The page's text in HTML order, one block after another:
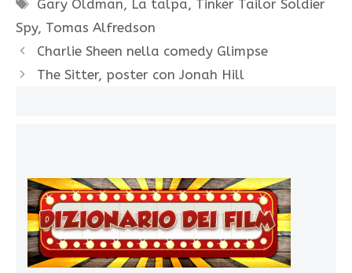
Gary Oldman, La talpa, Tinker Tailor Soldier
Spy, Tomas Alfredson
Charlie Sheen nella comedy Glimpse
The Sitter, poster con Jonah Hill